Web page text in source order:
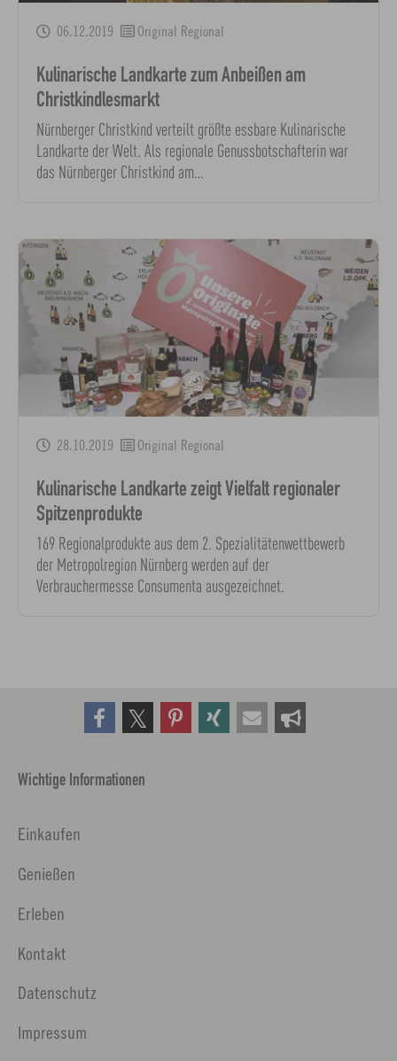
06.12.2019 Original Regional
Kulinarische Landkarte zum Anbeißen am
Christkindlesmarkt
Nürnberger Christkind verteilt größte essbare Kulinarische
Landkarte der Welt. Als regionale Genussbotschafterin war
das Nürnberger Christkind am…
28.10.2019 Original Regional
Kulinarische Landkarte zeigt Vielfalt regionaler
Spitzenprodukte
169 Regionalprodukte aus dem 2. Spezialitätenwettbewerb
der Metropolregion Nürnberg werden auf der
Verbrauchermesse Consumenta ausgezeichnet.
Wichtige Informationen
Einkaufen
Genießen
Erleben
Kontakt
Datenschutz
Impressum